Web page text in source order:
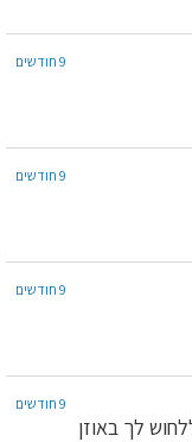
9 חודשים
9 חודשים
9 חודשים
9 חודשים
לך באוזן